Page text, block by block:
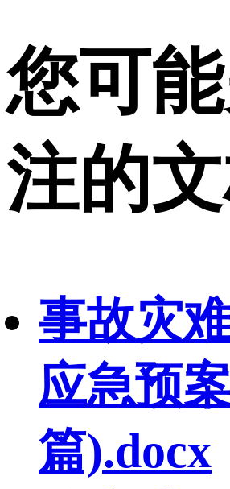
您可
注的
事故灾
应急预
篇).docx